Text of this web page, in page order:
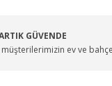
GÜVENDE
ev ve